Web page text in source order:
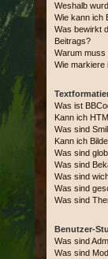
Weshalb
Wie kann ich
Was bewirkt
Beitrags?
Warum muss
Wie markiere
Was ist
Kann ich
Was sind
Kann ich
Was sind
Was sind
Was sind
Was sind
Was sind
Benutzer-
Was sind
Was sind